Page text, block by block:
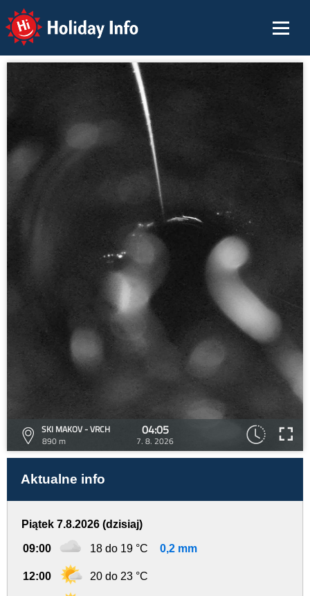
Holiday Info
SKI MAKOV - VRCH
890 m
04:05
7. 8. 2026
Aktualne info
Piątek 7.8.2026 (dzisiaj)
09:00 18 do 19 °C 0,2 mm
12:00 20 do 23 °C